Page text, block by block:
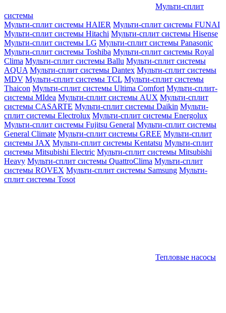
Мульти-сплит
системы
Мульти-сплит системы HAIER Мульти-сплит системы FUNAI
Мульти-сплит системы Hitachi Мульти-сплит системы Hisense
Мульти-сплит системы LG Мульти-сплит системы Panasonic
Мульти-сплит системы Toshiba Мульти-сплит системы Royal
Clima Мульти-сплит системы Ballu Мульти-сплит системы
AQUA Мульти-сплит системы Dantex Мульти-сплит системы
MDV Мульти-сплит системы TCL Мульти-сплит системы
Thaicon Мульти-сплит системы Ultima Comfort Мульти-сплит-
системы MIdea Мульти-сплит системы AUX Мульти-сплит
системы CASARTE Мульти-сплит системы Daikin Мульти-
сплит системы Electrolux Мульти-сплит системы Energolux
Мульти-сплит системы Fujitsu General Мульти-сплит системы
General Climate Мульти-сплит системы GREE Мульти-сплит
системы JAX Мульти-сплит системы Kentatsu Мульти-сплит
системы Mitsubishi Electric Мульти-сплит системы Mitsubishi
Heavy Мульти-сплит системы QuattroClima Мульти-сплит
системы ROVEX Мульти-сплит системы Samsung Мульти-
сплит системы Tosot
Тепловые насосы